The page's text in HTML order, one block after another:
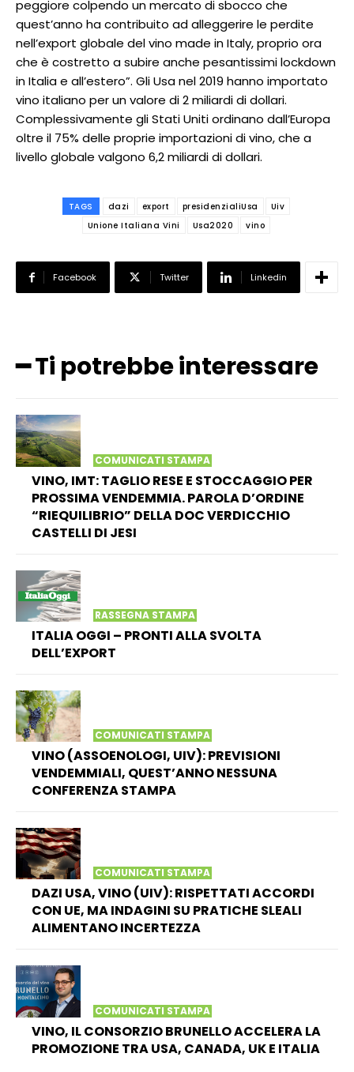
peggiore colpendo un mercato di sbocco che
quest’anno ha contribuito ad alleggerire le perdite
nell’export globale del vino made in Italy, proprio ora
che è costretto a subire anche pesantissimi lockdown
in Italia e all’estero”. Gli Usa nel 2019 hanno importato
vino italiano per un valore di 2 miliardi di dollari.
Complessivamente gli Stati Uniti ordinano dall’Europa
oltre il 75% delle proprie importazioni di vino, che a
livello globale valgono 6,2 miliardi di dollari.
TAGS dazi export presidenzialiUsa
Uiv
Unione Italiana Vini
Usa2020 vino
Facebook Twitter Linkedin
━ Ti potrebbe interessare
COMUNICATI STAMPA
VINO, IMT: TAGLIO RESE E STOCCAGGIO PER
PROSSIMA VENDEMMIA. PAROLA D’ORDINE
“RIEQUILIBRIO” DELLA DOC VERDICCHIO
CASTELLI DI JESI
RASSEGNA STAMPA
ITALIA OGGI – PRONTI ALLA SVOLTA
DELL’EXPORT
COMUNICATI STAMPA
VINO (ASSOENOLOGI, UIV): PREVISIONI
VENDEMMIALI, QUEST’ANNO NESSUNA
CONFERENZA STAMPA
COMUNICATI STAMPA
DAZI USA, VINO (UIV): RISPETTATI ACCORDI
CON UE, MA INDAGINI SU PRATICHE SLEALI
ALIMENTANO INCERTEZZA
COMUNICATI STAMPA
VINO, IL CONSORZIO BRUNELLO ACCELERA LA
PROMOZIONE TRA USA, CANADA, UK E ITALIA